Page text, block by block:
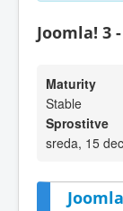
Joomla! 3
Maturity
Stable
Sprostitve
sreda, 15